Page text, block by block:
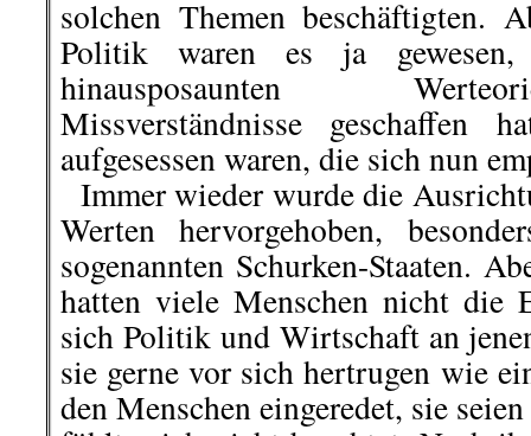
solchen Themen beschäftigten.
Politik waren es ja
hinausposaunten
Missverständnisse geschaffen
aufgesessen waren, die sich nun
Immer wieder wurde die
Werten hervorgehoben,
sogenannten Schurken-Staaten.
hatten viele Menschen nicht die
sich Politik und Wirtschaft an
sie gerne vor sich hertrugen wie
den Menschen eingeredet, sie